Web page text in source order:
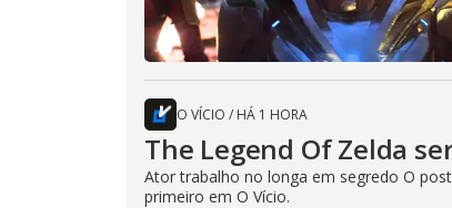
O VÍCIO / HÁ 1 HORA
The Legend Of Zelda
Ator trabalho no longa em segredo O
primeiro em O Vício.